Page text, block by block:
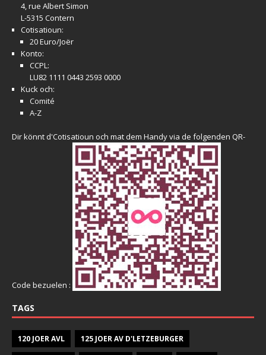
4, rue Albert Simon
L-5315 Contern
Cotisatioun:
20 Euro/Joër
Konto:
CCPL:
LU82 1111 0443 2593 0000
Kuck och:
Comité
A-Z
Dir könnt d'Cotisatioun och mat dem Handy via de folgenden QR-
Code bezuelen :
TAGS
120 JOER AVL 125 JOER AV D'LETZEBURGER